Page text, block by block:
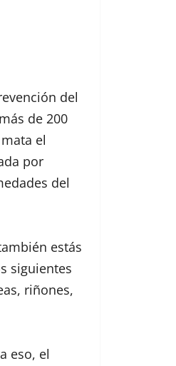
del
de 200
el
por
del
estás
siguientes
riñones,
eso, el